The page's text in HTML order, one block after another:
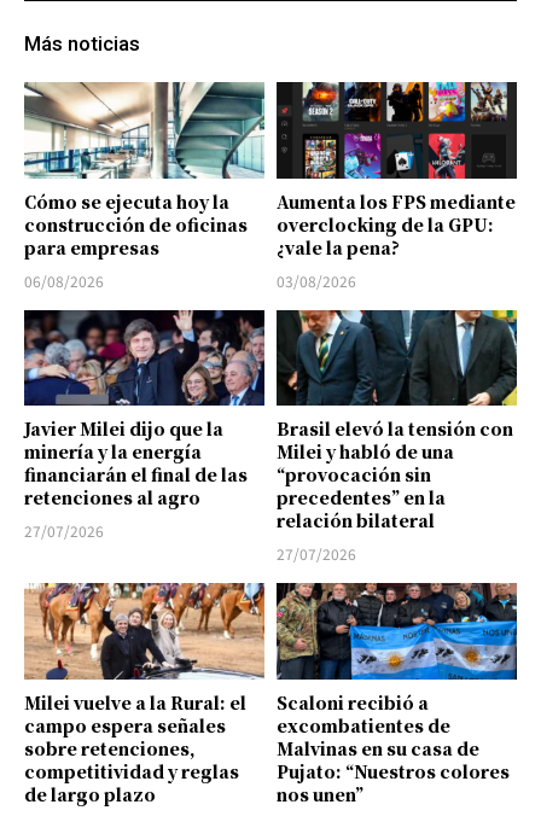
Más noticias
Cómo se ejecuta hoy la
construcción de oficinas
para empresas
06/08/2026
Aumenta los FPS mediante
overclocking de la GPU:
¿vale la pena?
03/08/2026
Javier Milei dijo que la
minería y la energía
financiarán el final de las
retenciones al agro
27/07/2026
Brasil elevó la tensión con
Milei y habló de una
“provocación sin
precedentes” en la
relación bilateral
27/07/2026
Milei vuelve a la Rural: el
campo espera señales
sobre retenciones,
competitividad y reglas
de largo plazo
Scaloni recibió a
excombatientes de
Malvinas en su casa de
Pujato: “Nuestros colores
nos unen”